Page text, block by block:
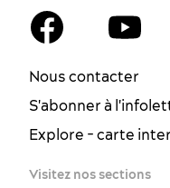
Nous contacter
S'abonner à
Explore - carte
Visitez nos sections